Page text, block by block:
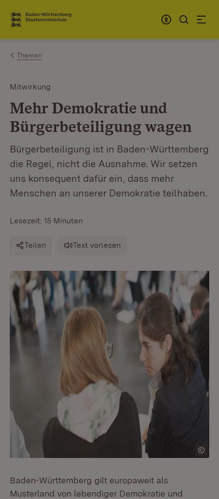
Zum Inhalt springen
Link zur Startseite
Themen
Mitwirkung
Mehr Demokratie und
Bürgerbeteiligung wagen
Bürgerbeteiligung ist in Baden-Württemberg
die Regel, nicht die Ausnahme. Wir setzen
uns konsequent dafür ein, dass mehr
Menschen an unserer Demokratie teilhaben.
Lesezeit: 15 Minuten
Teilen Text vorlesen
Baden-Württemberg gilt europaweit als
Musterland von lebendiger Demokratie und